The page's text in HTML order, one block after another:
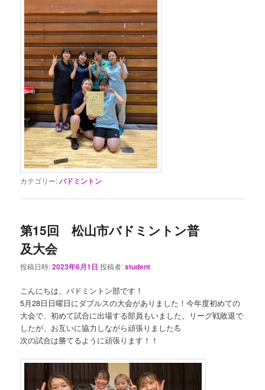
カテゴリー:バドミントン
第15回 松山市バドミントン普
及大会
投稿日時:2023年6月1日 投稿者:student
こんにちは、バドミントン部です！
5月28日日曜日にダブルスの大会がありました！今年度初めての
大会で、初めて試合に出場する部員もいました。リーグ戦敗退で
したが、お互いに協力しながら頑張りました💪
次の試合は勝てるように頑張ります！！